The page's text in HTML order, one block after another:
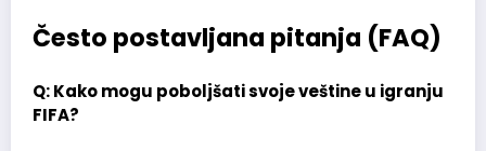
Često postavljana pitanja (FAQ)
Q: Kako mogu poboljšati svoje veštine u igranju
FIFA?